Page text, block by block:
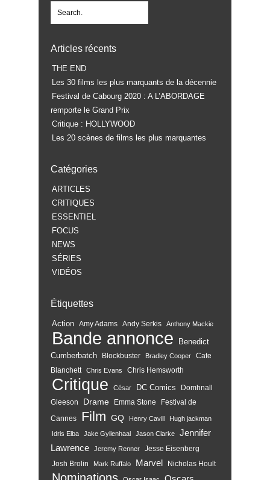
Articles récents
THE END
Les 30 films les plus marquants de la décennie
Festival de Cabourg 2020 : A L’ABORDAGE
remporte le Grand Prix
Critique : HOLLYWOOD
Les 20 scènes de films les plus marquantes
Catégories
ARTICLES
CRITIQUES
ESSENTIEL
FOCUS
NEWS
SÉRIES
VIDÉOS
Étiquettes
Action Amy Adams Andy Serkis Anthony Mackie
Bande annonce
Benedict
Cumberbatch
Blockbuster Bradley Cooper
Cate
Blanchett
Chris Evans Chris Hemsworth
Critique César DC Comics
Domhnall
Gleeson
Drame Emma Stone
Festival de
Cannes
Film GQ Henry Cavill Hugh jackman
Idris Elba Jake Gyllenhaal Jason Clarke
Jennifer
Lawrence
Jeremy Renner
Jesse Eisenberg
Josh Brolin
Mark Ruffalo Marvel Nicholas Hoult